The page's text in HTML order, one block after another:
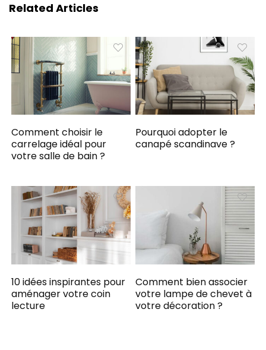
Related Articles
Comment choisir le
carrelage idéal pour
votre salle de bain ?
Pourquoi adopter le
canapé scandinave ?
10 idées inspirantes pour
aménager votre coin
lecture
Comment bien associer
votre lampe de chevet à
votre décoration ?